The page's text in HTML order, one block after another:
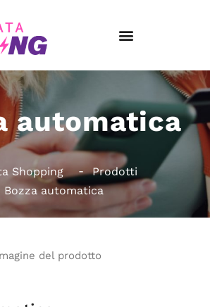
automatica
Shopping
Prodotti
Bozza automatica